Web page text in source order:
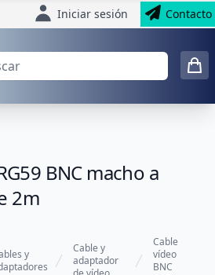
Iniciar sesión Contacto
BNC macho a
2m
y
Cable y
adaptador
Cable
vídeo
BNC